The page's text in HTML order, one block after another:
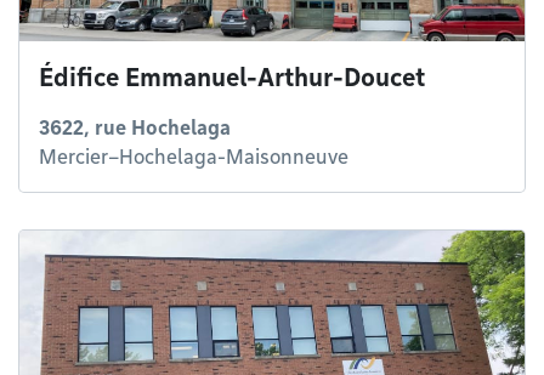
Édifice Emmanuel-Arthur-Doucet
3622, rue Hochelaga
Mercier–Hochelaga-Maisonneuve